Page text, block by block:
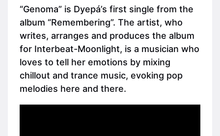
“Genoma” is Dyepá’s first single from the
album “Remembering”. The artist, who
writes, arranges and produces the album
for Interbeat-Moonlight, is a musician who
loves to tell her emotions by mixing
chillout and trance music, evoking pop
melodies here and there.